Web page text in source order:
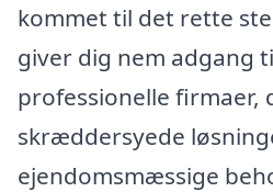
kommet til det rette
giver dig nem adgang
professionelle firmaer,
skræddersyede
ejendomsmæssige